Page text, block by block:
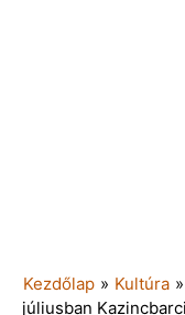
Kezdőlap » Kultúra »
júliusban